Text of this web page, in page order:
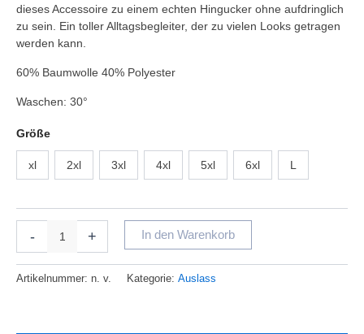
dieses Accessoire zu einem echten Hingucker ohne aufdringlich
zu sein. Ein toller Alltagsbegleiter, der zu vielen Looks getragen
werden kann.
60% Baumwolle 40% Polyester
Waschen: 30°
Größe
xl 2xl 3xl 4xl 5xl 6xl L
- + In den Warenkorb
Artikelnummer: n. v. Kategorie: Auslass